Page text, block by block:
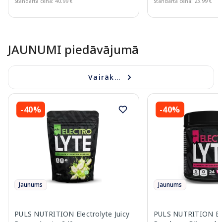
JAUNUMI piedāvājumā
Vairāk...
-40%
Jaunums
PULS NUTRITION Electrolyte Juicy
-40%
Jaunums
PULS NUTRITION